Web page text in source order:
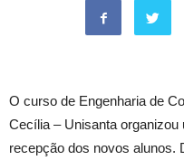
O curso de Engenharia de
Cecília – Unisanta
recepção dos novos alunos.